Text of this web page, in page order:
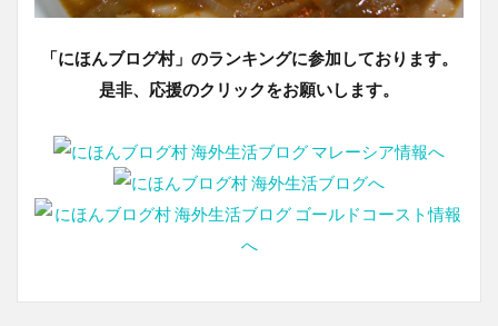
「にほんブログ村」のランキングに参加しております。
是非、応援のクリックをお願いします。